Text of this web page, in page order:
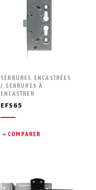
SERRURES ENCASTRÉES
/ SERRURES À
ENCASTRER
EFS65
COMPARER